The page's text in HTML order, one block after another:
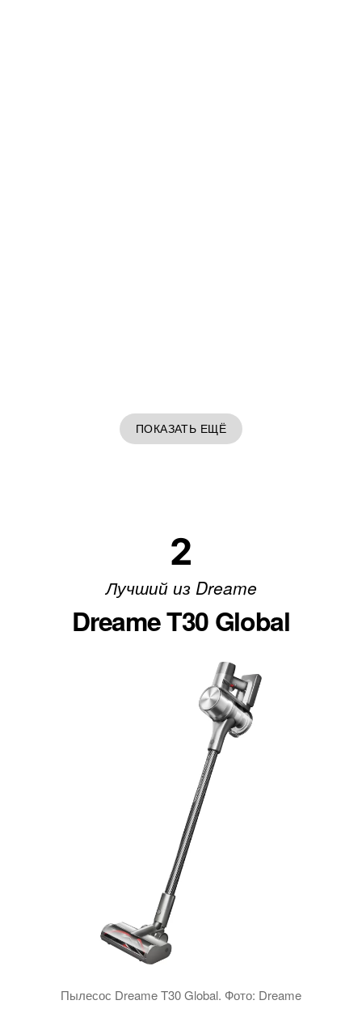
ПОКАЗАТЬ ЕЩЁ
2
Лучший из Dreame
Dreame T30 Global
Пылесос Dreame T30 Global. Фото: Dreame